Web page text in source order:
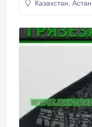
посетителей от
Казахстан,